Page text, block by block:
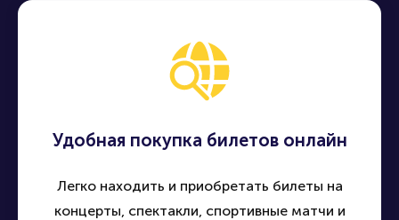
Удобная покупка билетов онлайн
Легко находить и приобретать билеты на
концерты, спектакли, спортивные матчи и